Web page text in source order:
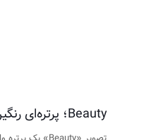
Beauty؛ پرتره‌ای رنگین از وقار و هویت